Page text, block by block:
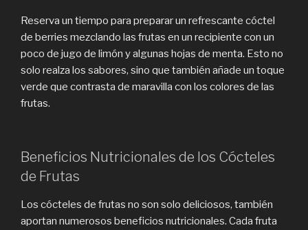
Reserva un tiempo para preparar un refrescante cóctel
de berries mezclando las frutas en un recipiente con un
poco de jugo de limón y algunas hojas de menta. Esto no
solo realza los sabores, sino que también añade un toque
verde que contrasta de maravilla con los colores de las
frutas.
Beneficios Nutricionales de los Cócteles
de Frutas
Los cócteles de frutas no son solo deliciosos, también
aportan numerosos beneficios nutricionales. Cada fruta